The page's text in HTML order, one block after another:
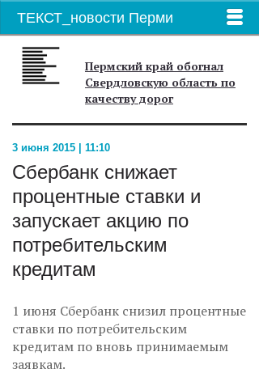
ТЕКСТ_новости Перми
Пермский край обогнал
Свердловскую область по
качеству дорог
3 июня 2015 | 11:10
Сбербанк снижает
процентные ставки и
запускает акцию по
потребительским
кредитам
1 июня Сбербанк снизил процентные
ставки по потребительским
кредитам по вновь принимаемым
заявкам.